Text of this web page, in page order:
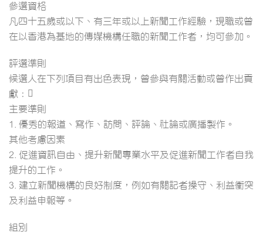
參選資格
凡四十五歲或以下、有三年或以上新聞工作經驗，現職或曾
在以香港為基地的傳媒機構任職的新聞工作者，均可參加。
評選準則
候選人在下列項目有出色表現，曾參與有關活動或曾作出貢
獻：
主要準則
1. 優秀的報道、寫作、訪問、評論、社論或廣播製作。
其他考慮因素
2. 促進資訊自由、提升新聞專業水平及促進新聞工作者自我
提升的工作。
3. 建立新聞機構的良好制度，例如有關記者操守、利益衝突
及利益申報等。
組別